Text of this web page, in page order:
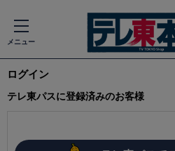
メニュー
ログイン
テレ東パスに登録済みのお客様